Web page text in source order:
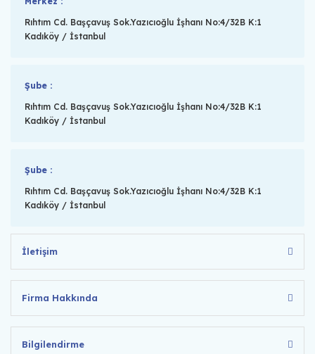
Rıhtım Cd. Başçavuş Sok.Yazıcıoğlu İşhanı No:4/32B K:1
Kadıköy / İstanbul
Şube :
Rıhtım Cd. Başçavuş Sok.Yazıcıoğlu İşhanı No:4/32B K:1
Kadıköy / İstanbul
Şube :
Rıhtım Cd. Başçavuş Sok.Yazıcıoğlu İşhanı No:4/32B K:1
Kadıköy / İstanbul
İletişim
Firma Hakkında
Bilgilendirme